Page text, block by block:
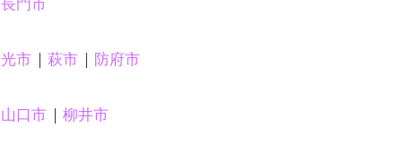
長門市
光市 萩市 防府市
山口市 柳井市